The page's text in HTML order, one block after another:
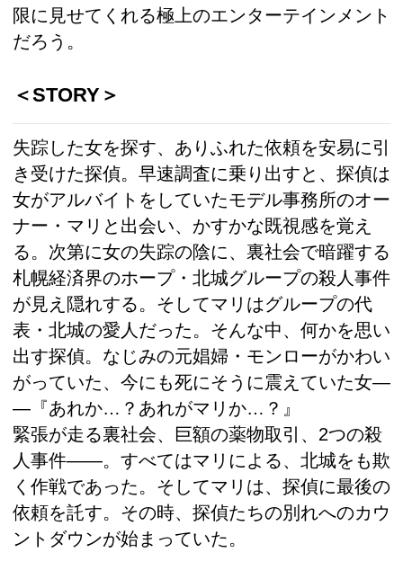
限に見せてくれる極上のエンターテインメント
だろう。
＜STORY＞
失踪した女を探す、ありふれた依頼を安易に引
き受けた探偵。早速調査に乗り出すと、探偵は
女がアルバイトをしていたモデル事務所のオー
ナー・マリと出会い、かすかな既視感を覚え
る。次第に女の失踪の陰に、裏社会で暗躍する
札幌経済界のホープ・北城グループの殺人事件
が見え隠れする。そしてマリはグループの代
表・北城の愛人だった。そんな中、何かを思い
出す探偵。なじみの元娼婦・モンローがかわい
がっていた、今にも死にそうに震えていた女―
―『あれか…？あれがマリか…？』
緊張が走る裏社会、巨額の薬物取引、2つの殺
人事件――。すべてはマリによる、北城をも欺
く作戦であった。そしてマリは、探偵に最後の
依頼を託す。その時、探偵たちの別れへのカウ
ントダウンが始まっていた。